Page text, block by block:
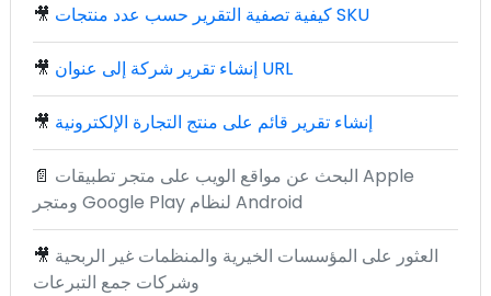
🎥 كيفية تصفية التقرير حسب عدد منتجات SKU
🎥 إنشاء تقرير شركة إلى عنوان URL
🎥 إنشاء تقرير قائم على منتج التجارة الإلكترونية
📄 البحث عن مواقع الويب على متجر تطبيقات Apple
ومتجر Google Play لنظام Android
🎥 العثور على المؤسسات الخيرية والمنظمات غير الربحية
وشركات جمع التبرعات